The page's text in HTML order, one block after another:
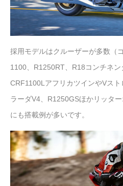
採用モデルはクルーザーが多数（
1100、R1250RT、R18コンチネン
CRF1100LアフリカツインやVス
ラーダV4、R1250GSほかリッタ
にも搭載例が多いです。